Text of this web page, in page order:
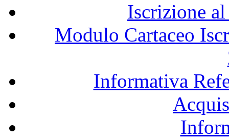
Iscrizione
Modulo Cartaceo
Informativa